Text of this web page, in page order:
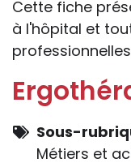
Cette fiche
à l'hôpital et
Sous-
Métiers et